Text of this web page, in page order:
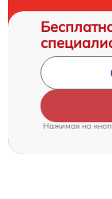
Нажимая на